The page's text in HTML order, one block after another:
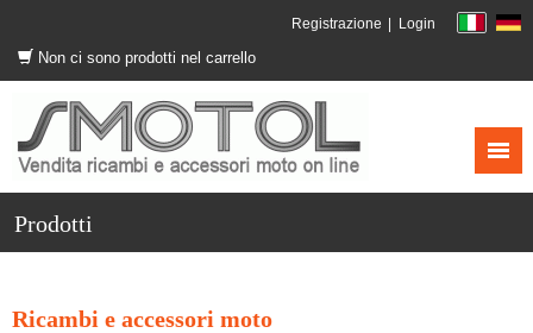
Registrazione Login
Non ci sono prodotti nel carrello
Prodotti
Ricambi e accessori moto